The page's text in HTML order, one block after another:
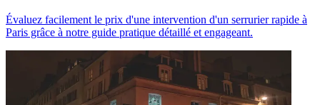
Évaluez facilement le prix d'une intervention d'un serrurier rapide à
Paris grâce à notre guide pratique détaillé et engageant.